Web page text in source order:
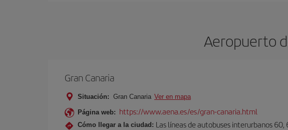
Aeropuerto
Gran Canaria
Situación: Gran Canaria Ver en mapa
Página web: https://www.aena.es/es/gran-canaria.html
Cómo llegar a la ciudad: Las líneas de autobuses interurbanos